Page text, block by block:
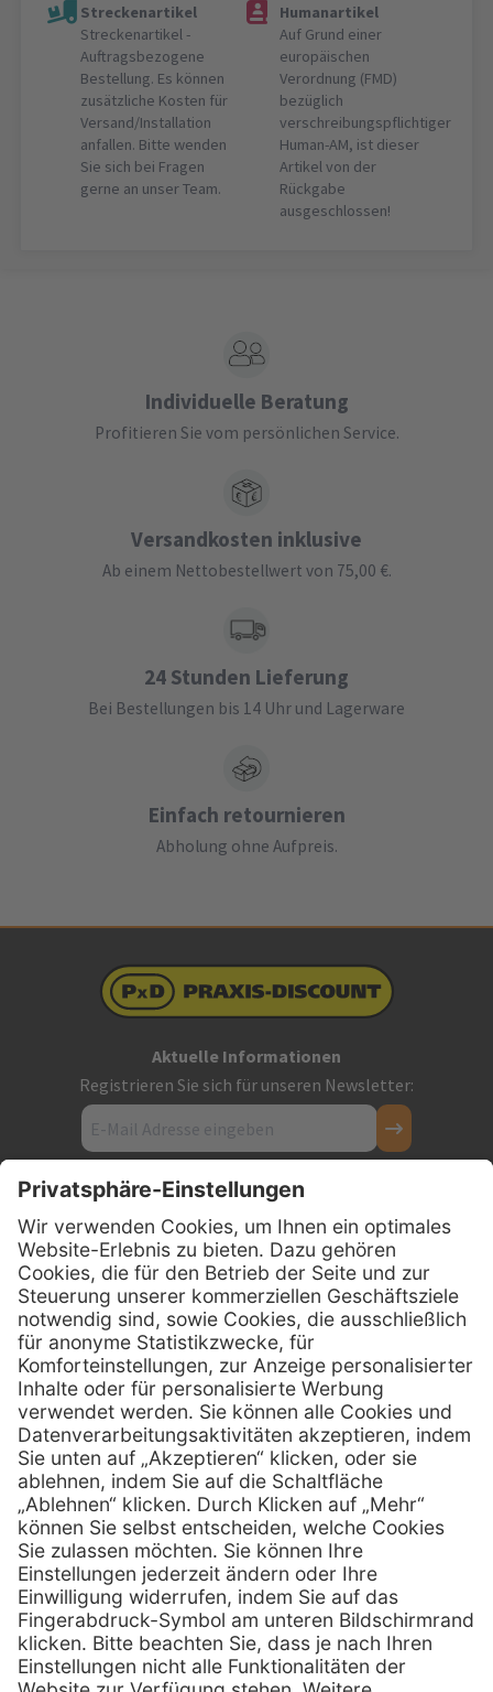
Streckenartikel
Streckenartikel -
Auftragsbezogene
Bestellung. Es können
zusätzliche Kosten für
Versand/Installation
anfallen. Bitte wenden
Sie sich bei Fragen
gerne an unser Team.
Humanartikel
Auf Grund einer
europäischen
Verordnung (FMD)
bezüglich
verschreibungspflichtiger
Human-AM, ist dieser
Artikel von der
Rückgabe
ausgeschlossen!
Individuelle Beratung
Profitieren Sie vom persönlichen Service.
Versandkosten inklusive
Ab einem Nettobestellwert von 75,00 €.
24 Stunden Lieferung
Bei Bestellungen bis 14 Uhr und Lagerware
Einfach retournieren
Abholung ohne Aufpreis.
Aktuelle Informationen
Registrieren Sie sich für unseren Newsletter:
Kontakt
Firmensitz
PxD Praxis-Discount GmbH
Hans-Wunderlich-Straße 7
D-49078 Osnabrück
Telefon: 0800 - 600 66 30
Telefon:0800 - 07 01 96
E-Mail:info @ praxis-discount.de
Services
Serviceversprechen
Sprechstundenbedarf
Retoure anmelden
Hilfe
FAQs
Kontakt
Lob & Kritik
Zertifikat Rechtliches
Impressum